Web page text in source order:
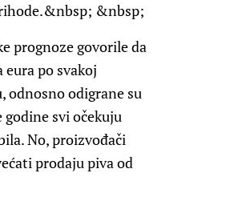
&nbsp;
prognoze govorile da
po svakoj
odnosno odigrane su
svi očekuju
No, proizvođači
prodaju piva od